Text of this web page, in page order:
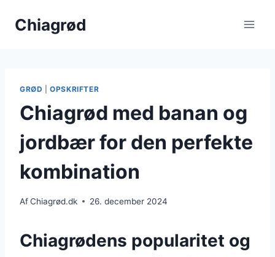
Chiagrød
GRØD |OPSKRIFTER
Chiagrød med banan og
jordbær for den perfekte
kombination
AfChiagrød.dk 26. december 2024
Chiagrødens popularitet og